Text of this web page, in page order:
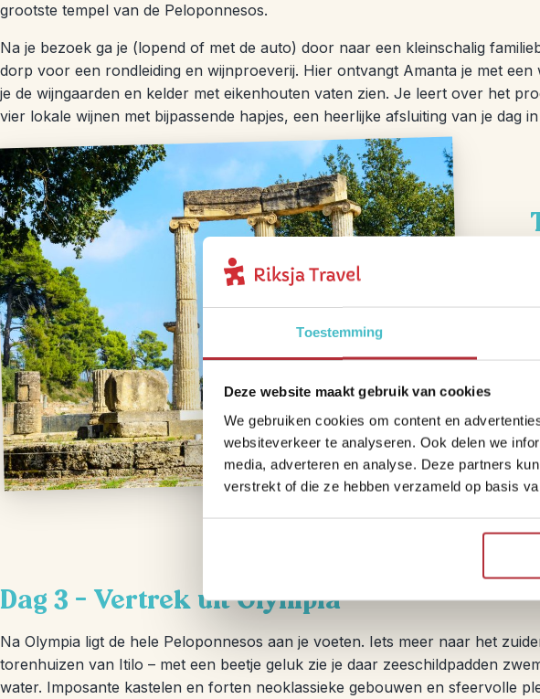
Toestemming
Deze website maakt gebruik van cookies
We gebruiken cookies om content en
websiteverkeer te analyseren. Ook delen we
media, adverteren en analyse. Deze partners
verstrekt of die ze hebben verzameld op basis
grootste tempel van de Peloponnesos.
Na je bezoek ga je (lopend of met de auto) door naar een kleinschalig
dorp voor een rondleiding en wijnproeverij. Hier ontvangt Amanta je met een
je de wijngaarden en kelder met eikenhouten vaten zien. Je leert over het
vier lokale wijnen met bijpassende hapjes, een heerlijke afsluiting van je dag
Dag 3 – Vertrek uit Olympia
Na Olympia ligt de hele Peloponnesos aan je voeten. Iets meer naar het
torenhuizen van Itilo – met een beetje geluk zie je daar zeeschildpadden
water. Imposante kastelen en forten neoklassieke gebouwen en sfeervolle